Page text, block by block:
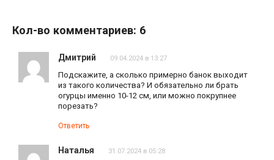
Кол-во комментариев: 6
Дмитрий 09.04.2024 в 13:27
Подскажите, а сколько примерно банок выходит
из такого количества? И обязательно ли брать
огурцы именно 10-12 см, или можно покрупнее
порезать?
Ответить
Наталья 31.07.2024 в 05:28